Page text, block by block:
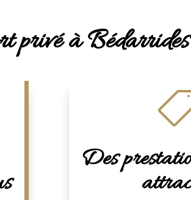
privé à Bédarrides
Des